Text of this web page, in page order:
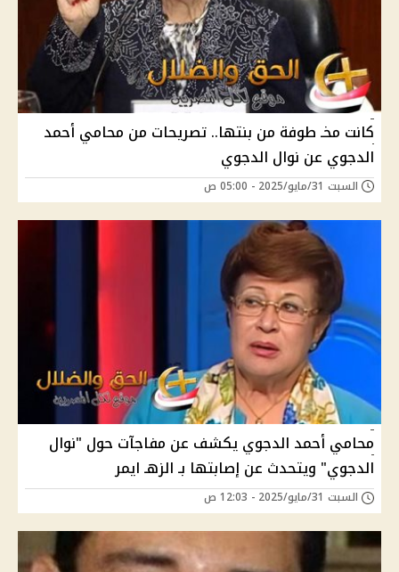
كانت مخـ طوفة من بنتها.. تصريحات من محامي أحمد
الدجوي عن نوال الدجوي
السبت 31/مايو/2025 - 05:00 ص
محامي أحمد الدجوي يكشف عن مفاجآت حول "نوال
الدجوي" ويتحدث عن إصابتها بـ الزهـ ايمر
السبت 31/مايو/2025 - 12:03 ص